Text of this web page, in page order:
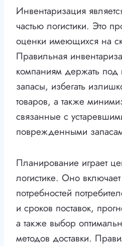
Инвентаризация
частью логистики. Это
оценки имеющихся на
Правильная
компаниям держать под
запасы, избегать
товаров, а также
связанные с
поврежденными
Планирование играет
логистике. Оно
потребностей
и сроков поставок,
а также выбор
методов доставки.